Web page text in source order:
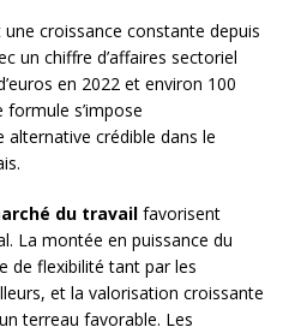
croissance constante depuis
un chiffre d’affaires sectoriel
en 2022 et environ 100
s’impose
crédible dans le
du travail favorisent
La montée en puissance du
de flexibilité tant par les
et la valorisation croissante
terreau favorable. Les